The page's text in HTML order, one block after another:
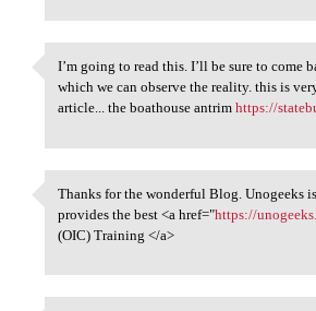
I’m going to read this. I’ll
I’m going to read this. I’ll be sure to
which we can observe the reality. this is
article... the boathouse antrimhttps://
Thanks for the wonderful Blog
Thanks for the wonderful Blog. Unogeeks
provides the best <a href="https://
(OIC) Training </a>